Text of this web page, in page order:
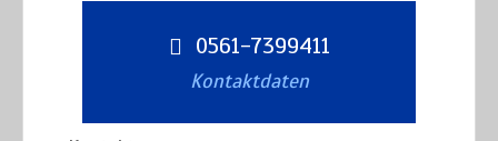
0561-7399411
Kontaktdaten